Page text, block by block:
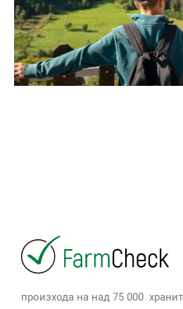
произхода на над 75 000